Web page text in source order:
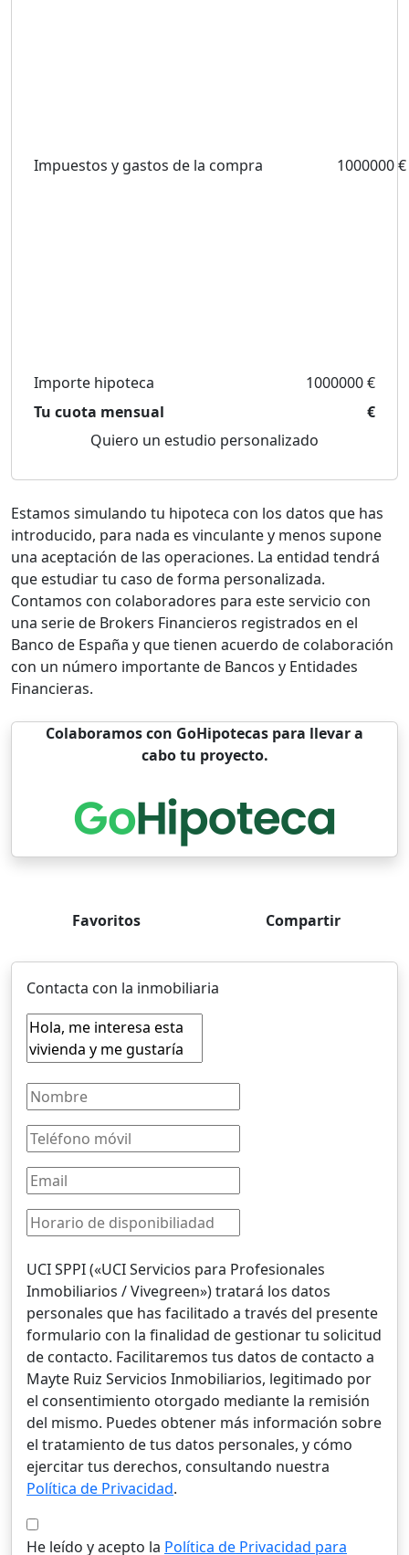
Impuestos y gastos de la compra 1000000 €
Importe hipoteca
1000000 €
Tu cuota mensual
€
Quiero un estudio personalizado
Estamos simulando tu hipoteca con los datos que has
introducido, para nada es vinculante y menos supone
una aceptación de las operaciones. La entidad tendrá
que estudiar tu caso de forma personalizada.
Contamos con colaboradores para este servicio con
una serie de Brokers Financieros registrados en el
Banco de España y que tienen acuerdo de colaboración
con un número importante de Bancos y Entidades
Financieras.
Colaboramos con GoHipotecas para llevar a
cabo tu proyecto.
Favoritos Compartir
Contacta con la inmobiliaria
UCI SPPI («UCI Servicios para Profesionales
Inmobiliarios / Vivegreen») tratará los datos
personales que has facilitado a través del presente
formulario con la finalidad de gestionar tu solicitud
de contacto. Facilitaremos tus datos de contacto a
Mayte Ruiz Servicios Inmobiliarios, legitimado por
el consentimiento otorgado mediante la remisión
del mismo. Puedes obtener más información sobre
el tratamiento de tus datos personales, y cómo
ejercitar tus derechos, consultando nuestra
Política de Privacidad.
He leído y acepto la Política de Privacidad para